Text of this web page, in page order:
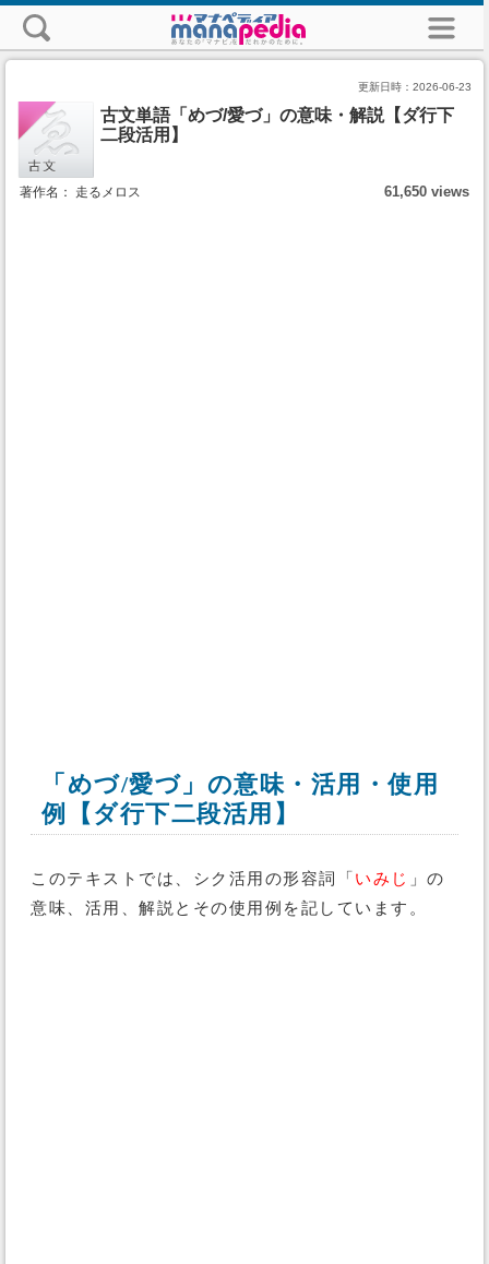
更新日時： 2026-06-23
古文単語「めづ/愛づ」の意味・解説【ダ行下
二段活用】
著作名： 走るメロス 61,650 views
「めづ/愛づ」の意味・活用・使用
例【ダ行下二段活用】
このテキストでは、シク活用の形容詞「 いみじ 」の
意味、活用、解説とその使用例を記しています。